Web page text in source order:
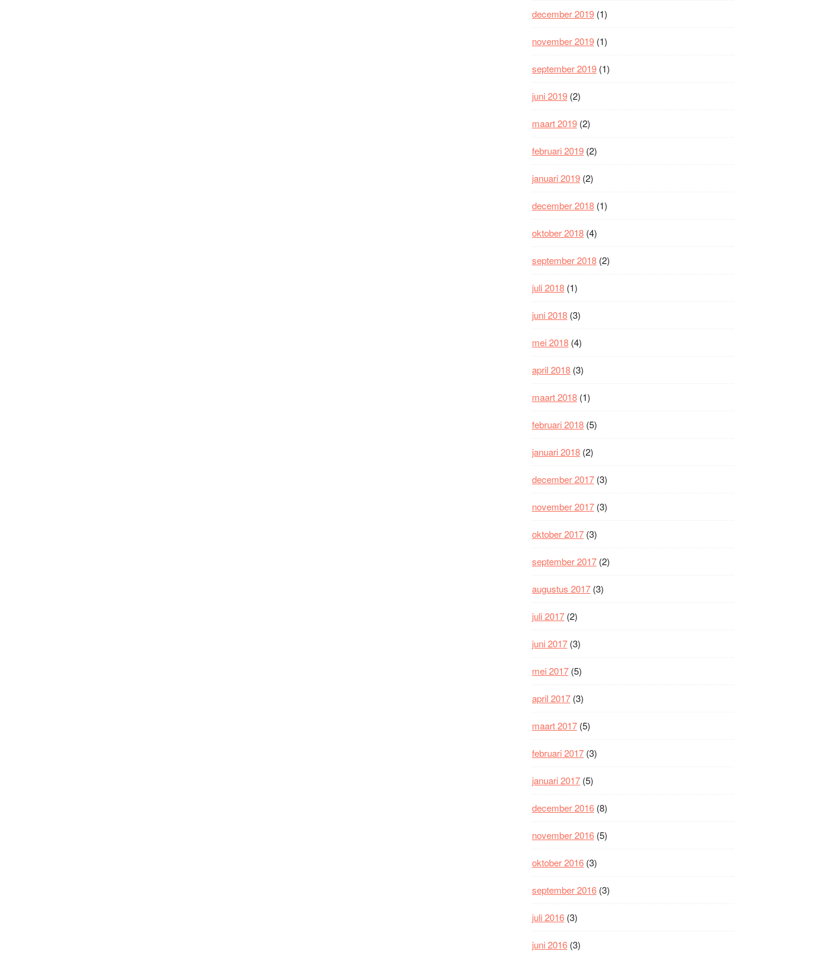
december 2019 (1)
november 2019 (1)
september 2019 (1)
juni 2019 (2)
maart 2019 (2)
februari 2019 (2)
januari 2019 (2)
december 2018 (1)
oktober 2018 (4)
september 2018 (2)
juli 2018 (1)
juni 2018 (3)
mei 2018 (4)
april 2018 (3)
maart 2018 (1)
februari 2018 (5)
januari 2018 (2)
december 2017 (3)
november 2017 (3)
oktober 2017 (3)
september 2017 (2)
augustus 2017 (3)
juli 2017 (2)
juni 2017 (3)
mei 2017 (5)
april 2017 (3)
maart 2017 (5)
februari 2017 (3)
januari 2017 (5)
december 2016 (8)
november 2016 (5)
oktober 2016 (3)
september 2016 (3)
juli 2016 (3)
juni 2016 (3)